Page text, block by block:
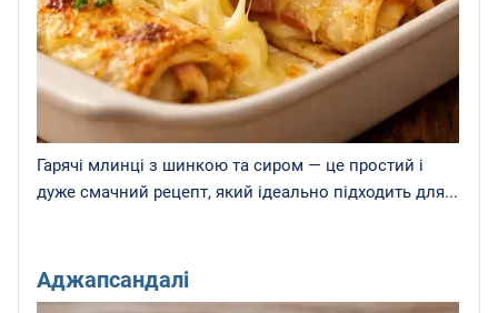
Гарячі млинці з шинкою та сиром — це простий і
дуже смачний рецепт, який ідеально підходить для...
Аджапсандалі